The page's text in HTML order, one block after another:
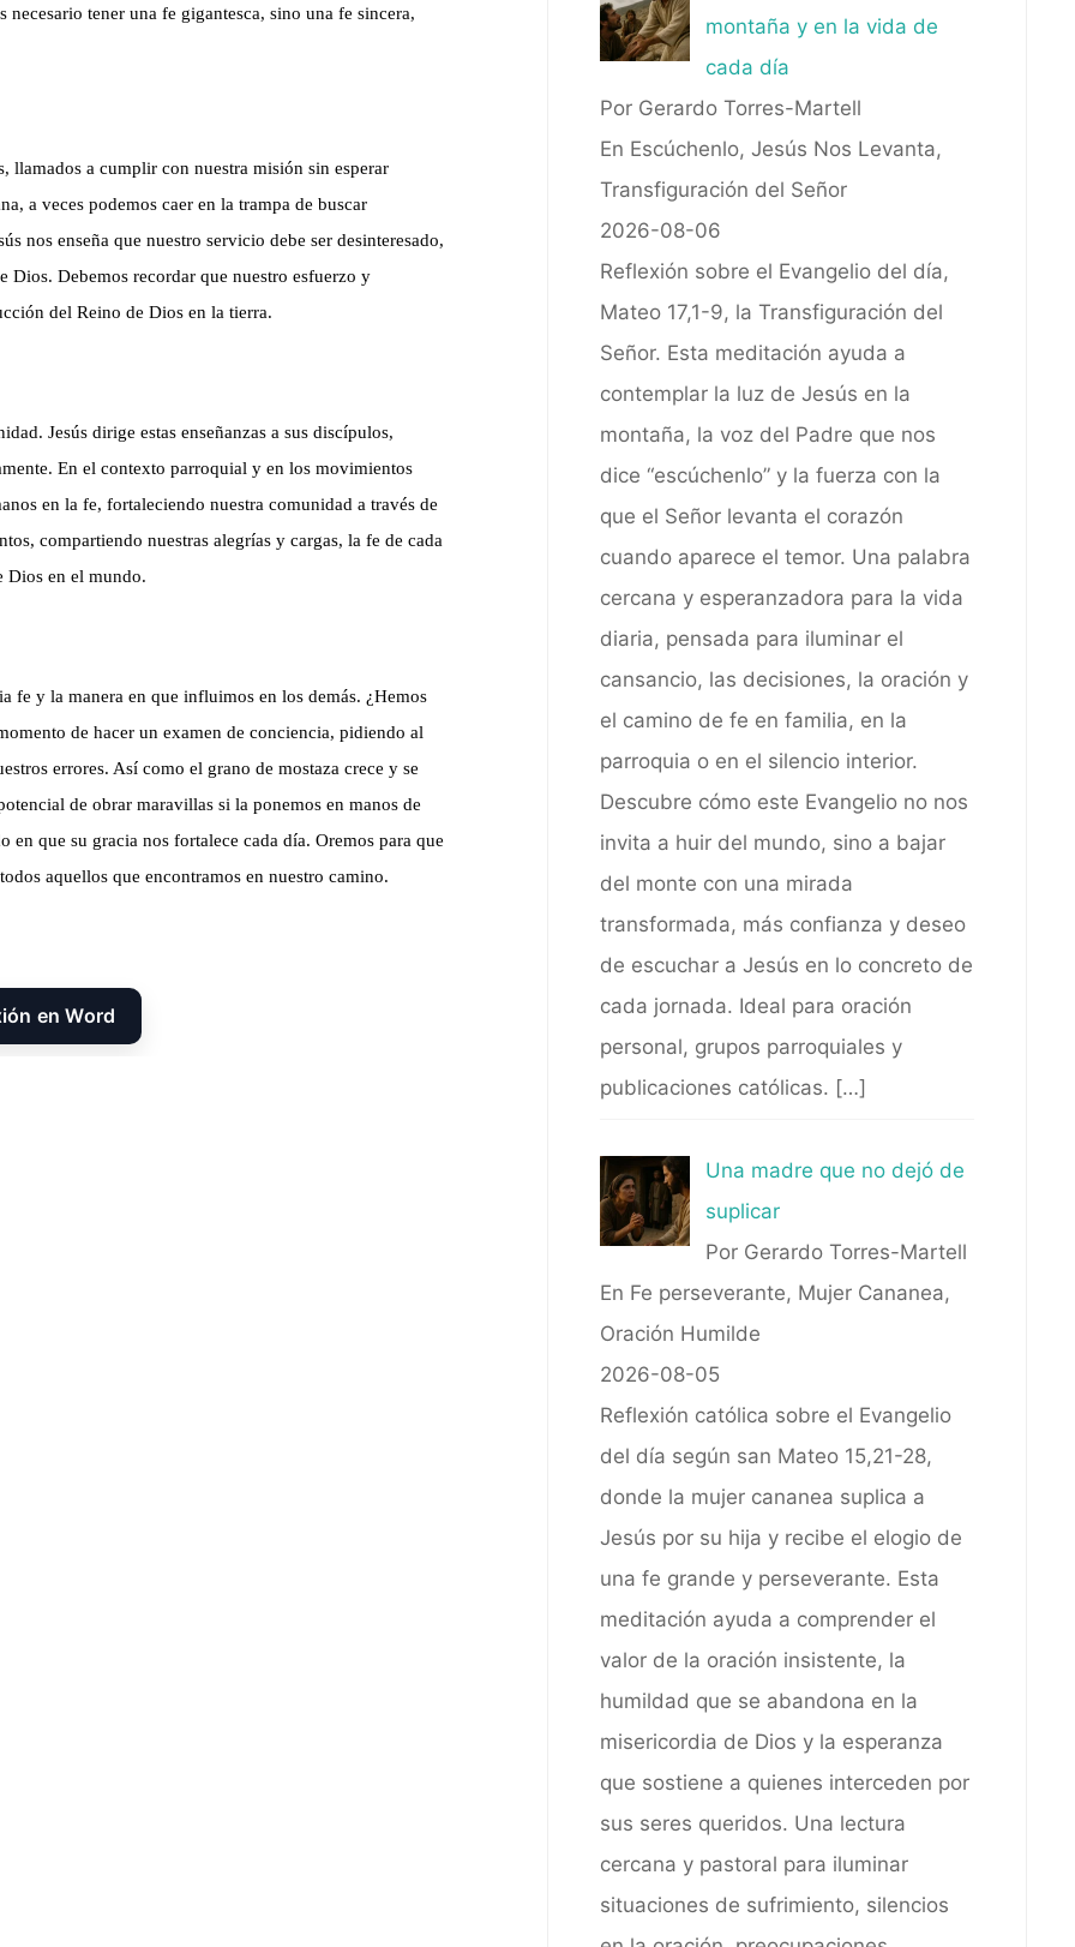
tener una fe gigantesca, sino una fe sincera,
llamados a cumplir con nuestra misión sin esperar
a veces podemos caer en la trampa de buscar
nos enseña que nuestro servicio debe ser desinteresado,
Dios. Debemos recordar que nuestro esfuerzo y
del Reino de Dios en la tierra.
Jesús dirige estas enseñanzas a sus discípulos,
En el contexto parroquial y en los movimientos
en la fe, fortaleciendo nuestra comunidad a través de
compartiendo nuestras alegrías y cargas, la fe de cada
Dios en el mundo.
fe y la manera en que influimos en los demás. ¿Hemos
de hacer un examen de conciencia, pidiendo al
errores. Así como el grano de mostaza crece y se
de obrar maravillas si la ponemos en manos de
que su gracia nos fortalece cada día. Oremos para que
aquellos que encontramos en nuestro camino.
en Word
montaña y en la vida de
cada día
Por Gerardo Torres-Martell
En Escúchenlo, Jesús Nos Levanta,
Transfiguración del Señor
2026-08-06
Reflexión sobre el Evangelio del día,
Mateo 17,1-9, la Transfiguración del
Señor. Esta meditación ayuda a
contemplar la luz de Jesús en la
montaña, la voz del Padre que nos
dice “escúchenlo” y la fuerza con la
que el Señor levanta el corazón
cuando aparece el temor. Una palabra
cercana y esperanzadora para la vida
diaria, pensada para iluminar el
cansancio, las decisiones, la oración y
el camino de fe en familia, en la
parroquia o en el silencio interior.
Descubre cómo este Evangelio no nos
invita a huir del mundo, sino a bajar
del monte con una mirada
transformada, más confianza y deseo
de escuchar a Jesús en lo concreto de
cada jornada. Ideal para oración
personal, grupos parroquiales y
publicaciones católicas. […]
Una madre que no dejó de
suplicar
Por Gerardo Torres-Martell
En Fe perseverante, Mujer Cananea,
Oración Humilde
2026-08-05
Reflexión católica sobre el Evangelio
del día según san Mateo 15,21-28,
donde la mujer cananea suplica a
Jesús por su hija y recibe el elogio de
una fe grande y perseverante. Esta
meditación ayuda a comprender el
valor de la oración insistente, la
humildad que se abandona en la
misericordia de Dios y la esperanza
que sostiene a quienes interceden por
sus seres queridos. Una lectura
cercana y pastoral para iluminar
situaciones de sufrimiento, silencios